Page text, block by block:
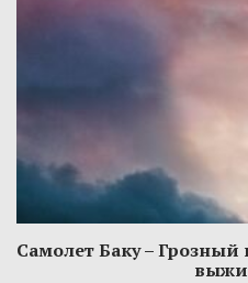
Самолет Баку – Грозный